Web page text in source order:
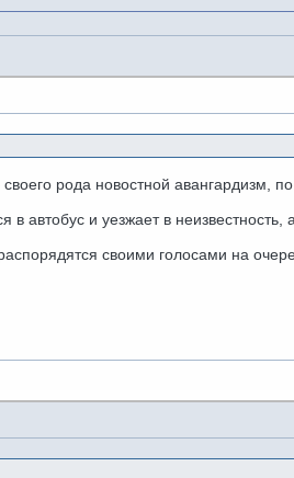
рода новостной авангардизм,
автобус и уезжает в неизвестность,
своими голосами на